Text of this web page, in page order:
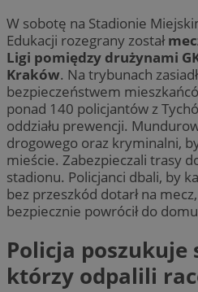
W sobotę na Stadionie
Edukacji rozegrany został
Ligi pomiędzy drużynami
Kraków. Na trybunach
bezpieczeństwem
ponad 140 policjantów z
oddziału prewencji.
drogowego oraz kryminalni,
mieście. Zabezpieczali trasy
stadionu. Policjanci dbali, by
bez przeszkód dotarł na
bezpiecznie powrócił do
Policja poszukuje
którzy odpalili